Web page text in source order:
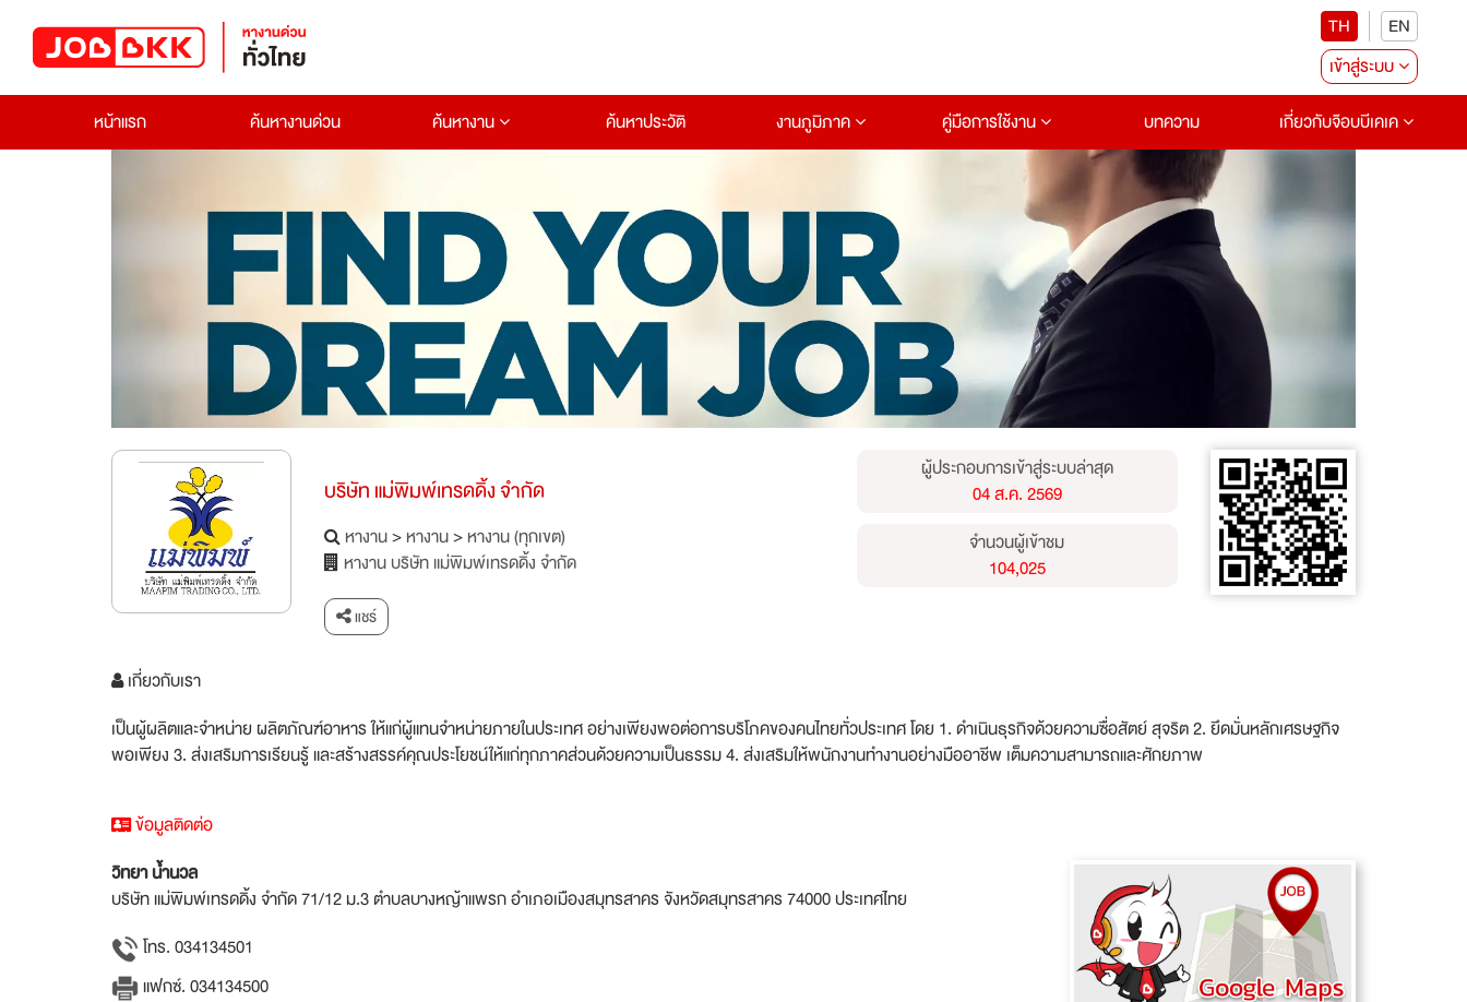
TH
EN
เข้าสู่ระบบ
หน้าแรก
ค้นหางานด่วน ค้นหางาน ค้นหาประวัติ งานภูมิภาค คู่มือการใช้งาน บทความ เกี่ยวกับจ๊อบบีเคเค
บริษัท แม่พิมพ์เทรดดิ้ง จำกัด
หางาน>หางาน>หางาน (ทุกเขต)
หางาน บริษัท แม่พิมพ์เทรดดิ้ง จำกัด
แชร์
ผู้ประกอบการเข้าสู่ระบบล่าสุด
04 ส.ค. 2569
จำนวนผู้เข้าชม
104,025
เกี่ยวกับเรา
เป็นผู้ผลิตและจำหน่าย ผลิตภัณฑ์อาหาร ให้แก่ผู้แทนจำหน่ายภายในประเทศ อย่างเพียงพอต่อการบริโภคของคนไทยทั่วประเทศ โดย 1. ดำเนินธุรกิจด้วยความซื่อสัตย์ สุจริต 2. ยึดมั่นหลักเศรษฐกิจ
พอเพียง 3. ส่งเสริมการเรียนรู้ และสร้างสรรค์คุณประโยชน์ให้แก่ทุกภาคส่วนด้วยความเป็นธรรม 4. ส่งเสริมให้พนักงานทำงานอย่างมืออาชีพ เต็มความสามารถและศักยภาพ
ข้อมูลติดต่อ
วิทยา น้ำนวล
บริษัท แม่พิมพ์เทรดดิ้ง จำกัด 71/12 ม.3 ตำบลบางหญ้าแพรก อำเภอเมืองสมุทรสาคร จังหวัดสมุทรสาคร 74000 ประเทศไทย
โทร. 034134501
แฟกซ์. 034134500